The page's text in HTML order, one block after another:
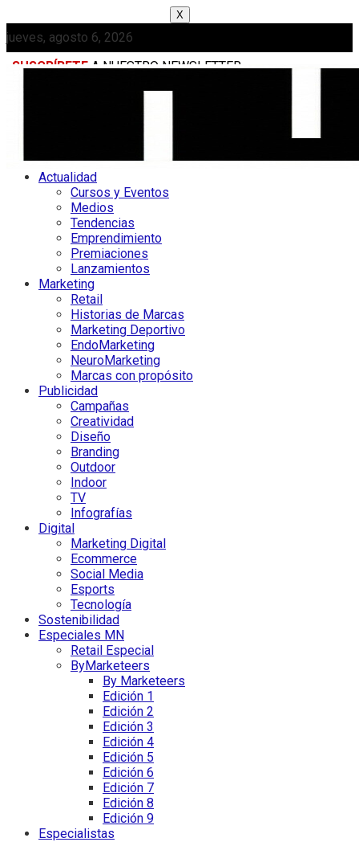
X
jueves, agosto 6, 2026
SUSCRÍBETE A NUESTRO NEWSLETTER
Actualidad
Cursos y Eventos
Medios
Tendencias
Emprendimiento
Premiaciones
Lanzamientos
Marketing
Retail
Historias de Marcas
Marketing Deportivo
EndoMarketing
NeuroMarketing
Marcas con propósito
Publicidad
Campañas
Creatividad
Diseño
Branding
Outdoor
Indoor
TV
Infografías
Digital
Marketing Digital
Ecommerce
Social Media
Esports
Tecnología
Sostenibilidad
Especiales MN
Retail Especial
ByMarketeers
By Marketeers
Edición 1
Edición 2
Edición 3
Edición 4
Edición 5
Edición 6
Edición 7
Edición 8
Edición 9
Especialistas